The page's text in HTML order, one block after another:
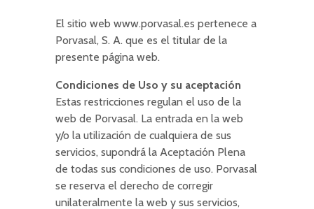
El sitio web www.porvasal.es pertenece a
Porvasal, S. A. que es el titular de la
presente página web.
Condiciones de Uso y su aceptación
Estas restricciones regulan el uso de la
web de Porvasal. La entrada en la web
y/o la utilización de cualquiera de sus
servicios, supondrá la Aceptación Plena
de todas sus condiciones de uso. Porvasal
se reserva el derecho de corregir
unilateralmente la web y sus servicios,